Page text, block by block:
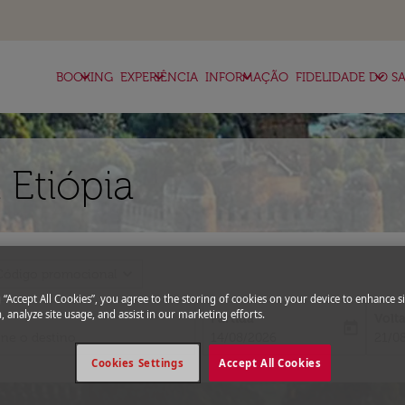
BOOKING
keyboard_arrow_down EXPERIÊNCIA
keyboard_arrow_down INFORMAÇÃO
keyboard_arrow_down FIDELIDADE DO
keyboard_arrow_down
Etiópia
Partida
fc-
“Accept All Cookies”, you agree to the storing of cookies on your device to enhance
analyze site usage, and assist in our marketing efforts.
Accept All Cookies
Cookies Settings